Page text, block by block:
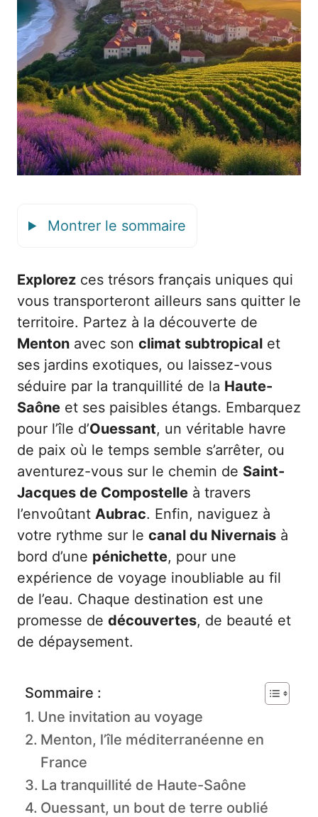
Montrer le sommaire
Explorez ces trésors français uniques qui
vous transporteront ailleurs sans quitter le
territoire. Partez à la découverte de
Menton avec son climat subtropical et
ses jardins exotiques, ou laissez-vous
séduire par la tranquillité de la Haute-
Saône et ses paisibles étangs. Embarquez
pour l’île d’Ouessant, un véritable havre
de paix où le temps semble s’arrêter, ou
aventurez-vous sur le chemin de Saint-
Jacques de Compostelle à travers
l’envoûtant Aubrac. Enfin, naviguez à
votre rythme sur le canal du Nivernais à
bord d’une pénichette, pour une
expérience de voyage inoubliable au fil
de l’eau. Chaque destination est une
promesse de découvertes, de beauté et
de dépaysement.
Sommaire :
Une invitation au voyage
Menton, l’île méditerranéenne en
France
La tranquillité de Haute-Saône
Ouessant, un bout de terre oublié